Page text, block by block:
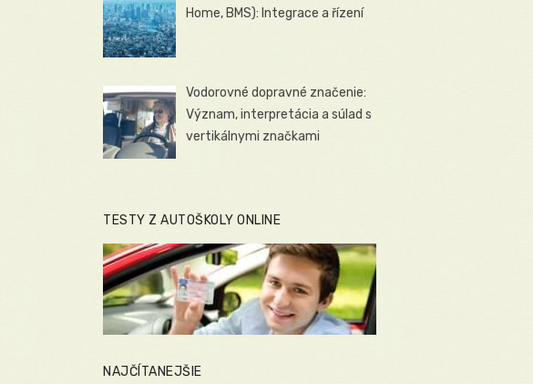
Home, BMS): Integrace a řízení
Vodorovné dopravné značenie:
Význam, interpretácia a súlad s
vertikálnymi značkami
TESTY Z AUTOŠKOLY ONLINE
NAJČÍTANEJŠIE